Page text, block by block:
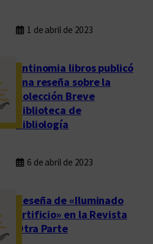
1 de abril de 2023
Antinomia libros publicó
una reseña sobre la
Colección Breve
Biblioteca de
Bibliología
6 de abril de 2023
Reseña de «Iluminado
artificio» en la Revista
Otra Parte